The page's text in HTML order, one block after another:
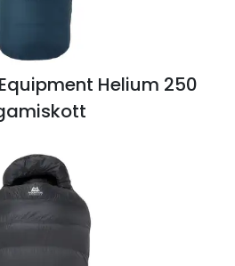
Helium 250